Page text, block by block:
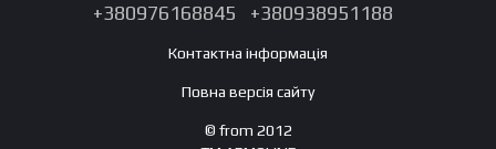
+380976168845 +380938951188
Контактна інформація
Повна версія сайту
© from 2012